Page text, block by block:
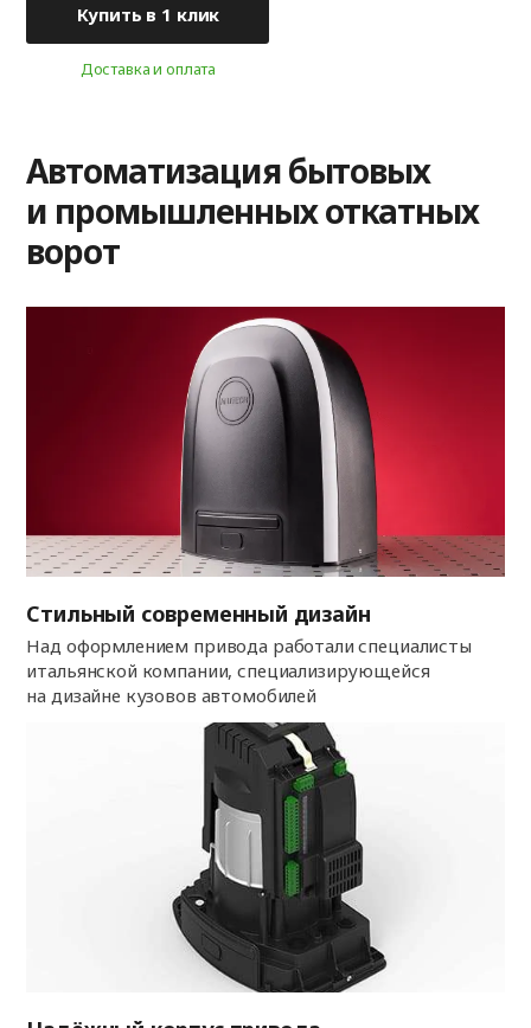
Купить в 1 клик
Доставка и оплата
Автоматизация бытовых
и промышленных откатных
ворот
Стильный современный дизайн
Над оформлением привода работали специалисты
итальянской компании, специализирующейся
на дизайне кузовов автомобилей